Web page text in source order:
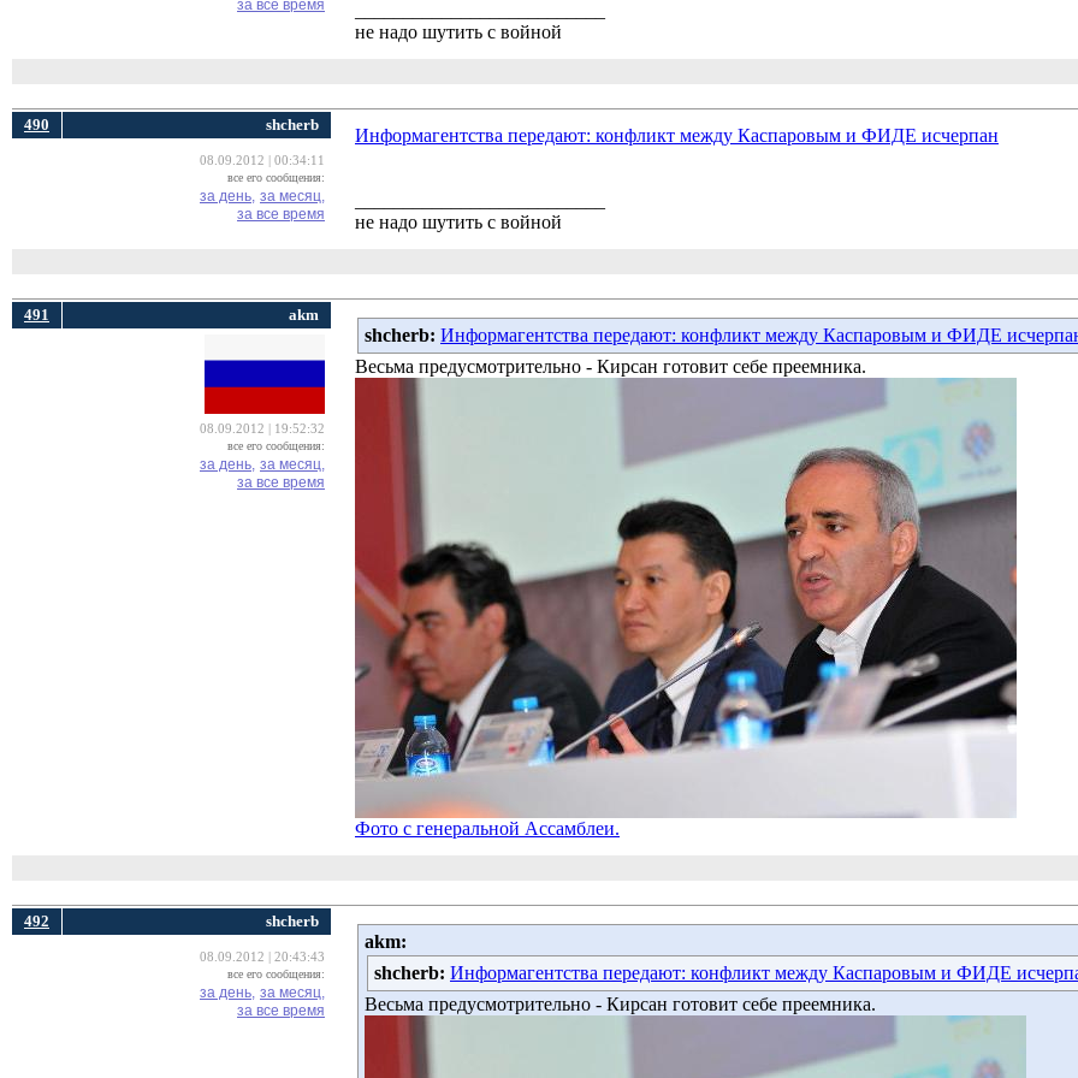
за все время
не надо шутить с войной
490 shcherb
08.09.2012 | 00:34:11
все его сообщения:
за день, за месяц,
за все время
Информагентства передают: конфликт между Каспаровым и ФИДЕ исчерпан
не надо шутить с войной
491 akm
08.09.2012 | 19:52:32
все его сообщения:
за день, за месяц,
за все время
shcherb: Информагентства передают: конфликт между Каспаровым и ФИДЕ
Весьма предусмотрительно - Кирсан готовит себе преемника.
Фото с генеральной Ассамблеи.
492 shcherb
08.09.2012 | 20:43:43
все его сообщения:
за день, за месяц,
за все время
akm:
shcherb: Информагентства передают: конфликт между Каспаровым и ФИДЕ
Весьма предусмотрительно - Кирсан готовит себе преемника.